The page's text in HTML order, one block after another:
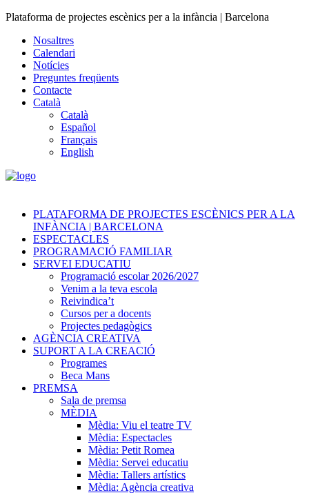
Plataforma de projectes escènics per a la infància | Barcelona
Nosaltres
Calendari
Notícies
Preguntes freqüents
Contacte
Català
Català
Español
Français
English
PLATAFORMA DE PROJECTES ESCÈNICS PER A LA
INFÀNCIA | BARCELONA
ESPECTACLES
PROGRAMACIÓ FAMILIAR
SERVEI EDUCATIU
Programació escolar 2026/2027
Venim a la teva escola
Reivindica’t
Cursos per a docents
Projectes pedagògics
AGÈNCIA CREATIVA
SUPORT A LA CREACIÓ
Programes
Beca Mans
PREMSA
Sala de premsa
MÈDIA
Mèdia: Viu el teatre TV
Mèdia: Espectacles
Mèdia: Petit Romea
Mèdia: Servei educatiu
Mèdia: Tallers artístics
Mèdia: Agència creativa